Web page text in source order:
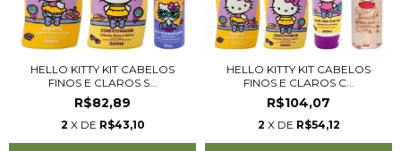
HELLO KITTY KIT CABELOS
FINOS E CLAROS S...
R$82,89
2 X DE R$43,10
HELLO KITTY KIT CABELOS
FINOS E CLAROS C...
R$104,07
2 X DE R$54,12